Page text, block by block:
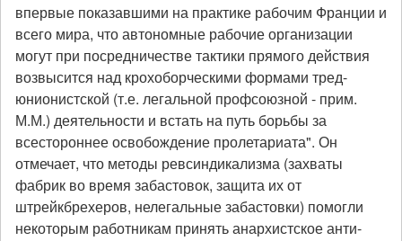
впервые показавшими на практике рабочим Франции и
всего мира, что автономные рабочие организации
могут при посредничестве тактики прямого действия
возвысится над крохоборческими формами тред-
юнионистской (т.е. легальной профсоюзной - прим.
М.М.) деятельности и встать на путь борьбы за
всестороннее освобождение пролетариата". Он
отмечает, что методы ревсиндикализма (захваты
фабрик во время забастовок, защита их от
штрейкбрехеров, нелегальные забастовки) помогли
некоторым работникам принять анархистское анти-